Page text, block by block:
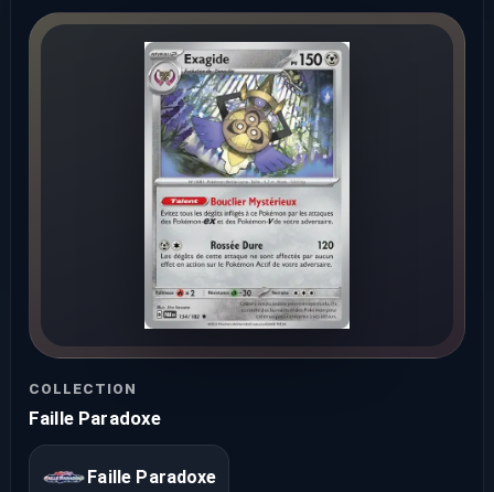
COLLECTION
Faille Paradoxe
Faille Paradoxe